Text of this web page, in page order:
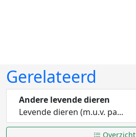
Gerelateerd
Andere levende dieren
Levende dieren (m.u.v. pa...
Overzicht